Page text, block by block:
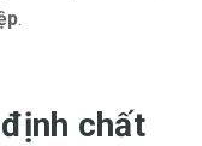
.
chất